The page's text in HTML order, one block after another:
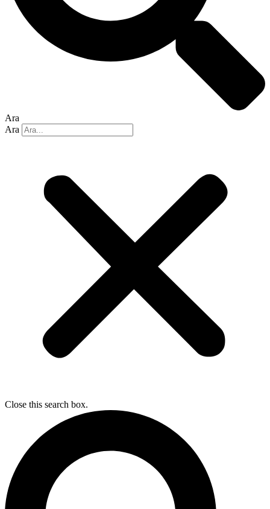
Ara
Ara
Close this search box.